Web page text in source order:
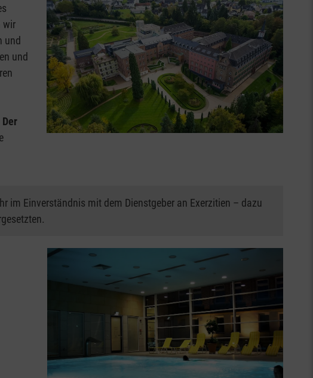
wir
und
und
Der
im Einverständnis mit dem Dienstgeber an Exerzitien – dazu